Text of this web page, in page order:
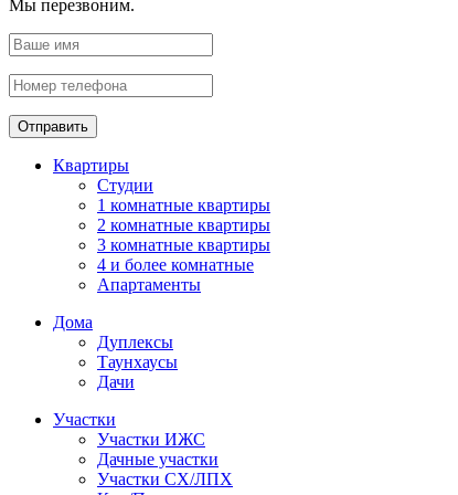
Мы перезвоним.
Отправить
Квартиры
Студии
1 комнатные квартиры
2 комнатные квартиры
3 комнатные квартиры
4 и более комнатные
Апартаменты
Дома
Дуплексы
Таунхаусы
Дачи
Участки
Участки ИЖС
Дачные участки
Участки СХ/ЛПХ